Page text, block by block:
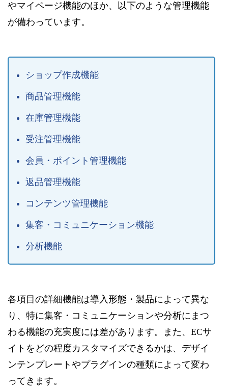
やマイページ機能のほか、以下のような管理機能
が備わっています。
ショップ作成機能
商品管理機能
在庫管理機能
受注管理機能
会員・ポイント管理機能
返品管理機能
コンテンツ管理機能
集客・コミュニケーション機能
分析機能
各項目の詳細機能は導入形態・製品によって異な
り、特に集客・コミュニケーションや分析にまつ
わる機能の充実度には差があります。また、ECサ
イトをどの程度カスタマイズできるかは、デザイ
ンテンプレートやプラグインの種類によって変わ
ってきます。